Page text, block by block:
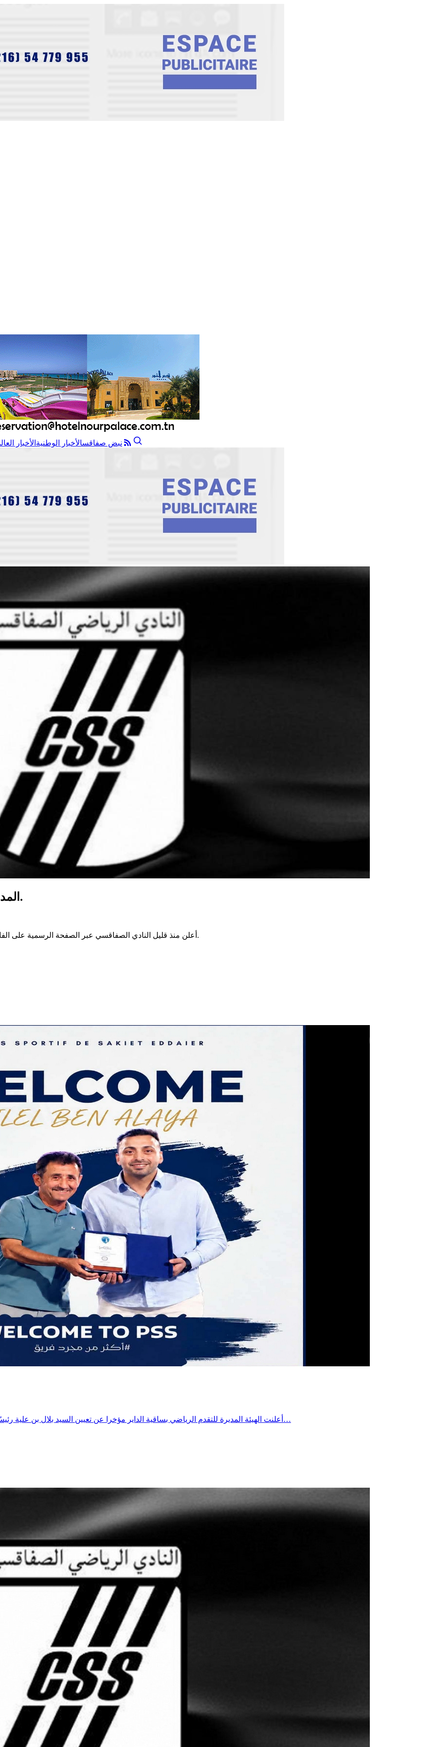
نبض صفاقسالأخبار الوطنية الأخبار
المدافع شوقي بن خذر يجري عملية جراحية ناجحة.
أعلن منذ قليل النادي الصفاقسي عبر الصفحة الرسمية على الفايسبوك عن إجراء المدافع شوقي بن خذر لعملية جراحية كللت بالنجاح.
أعلنت الهيئة المديرة للتقدم الرياضي بساقية الداير مؤخرا عن تعيين السيد بلال بن علية رئيسًا لفرع كرة القدم وتمنت له كامل التوفيق والنجاح في مهمته، لما فيه…